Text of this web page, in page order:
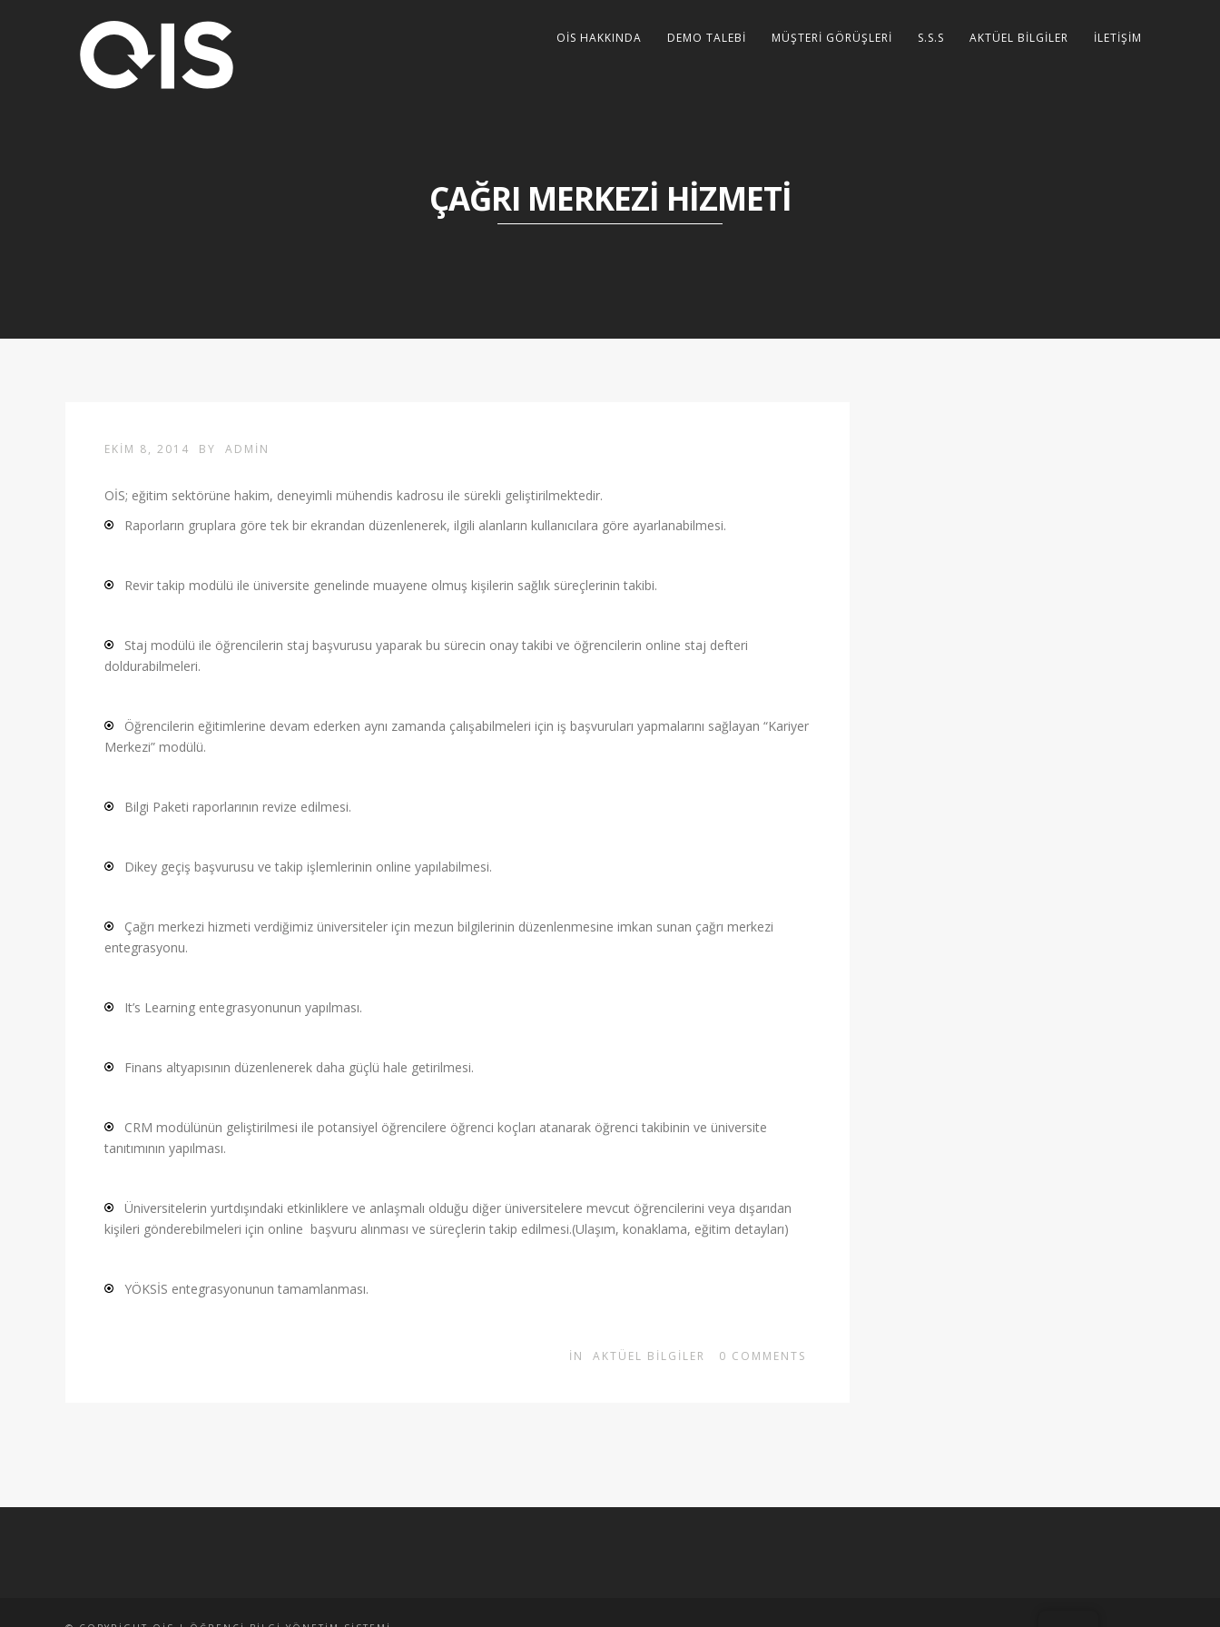
OİS HAKKINDA DEMO TALEBİ MÜŞTERİ GÖRÜŞLERİ S.S.S AKTÜEL BİLGİLER İLETİŞİM
ÇAĞRI MERKEZI HIZMETI
EKIM 8, 2014 BY ADMIN
OİS; eğitim sektörüne hakim, deneyimli mühendis kadrosu ile sürekli geliştirilmektedir.
Raporların gruplara göre tek bir ekrandan düzenlenerek, ilgili alanların kullanıcılara göre ayarlanabilmesi.
Revir takip modülü ile üniversite genelinde muayene olmuş kişilerin sağlık süreçlerinin takibi.
Staj modülü ile öğrencilerin staj başvurusu yaparak bu sürecin onay takibi ve öğrencilerin online staj defteri
doldurabilmeleri.
Öğrencilerin eğitimlerine devam ederken aynı zamanda çalışabilmeleri için iş başvuruları yapmalarını sağlayan “Kariyer
Merkezi” modülü.
Bilgi Paketi raporlarının revize edilmesi.
Dikey geçiş başvurusu ve takip işlemlerinin online yapılabilmesi.
Çağrı merkezi hizmeti verdiğimiz üniversiteler için mezun bilgilerinin düzenlenmesine imkan sunan çağrı merkezi
entegrasyonu.
It’s Learning entegrasyonunun yapılması.
Finans altyapısının düzenlenerek daha güçlü hale getirilmesi.
CRM modülünün geliştirilmesi ile potansiyel öğrencilere öğrenci koçları atanarak öğrenci takibinin ve üniversite
tanıtımının yapılması.
Üniversitelerin yurtdışındaki etkinliklere ve anlaşmalı olduğu diğer üniversitelere mevcut öğrencilerini veya dışarıdan
kişileri gönderebilmeleri için online başvuru alınması ve süreçlerin takip edilmesi.(Ulaşım, konaklama, eğitim detayları)
YÖKSİS entegrasyonunun tamamlanması.
IN AKTÜEL BILGILER 0 COMMENTS